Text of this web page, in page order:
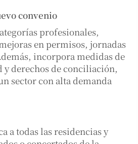
convenio
profesionales,
en permisos, jornadas
incorpora medidas de
derechos de conciliación,
sector con alta demanda
a todas las residencias y